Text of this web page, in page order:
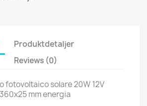
Produktdetaljer
Reviews (0)
fotovoltaico solare 20W 12V
mm energia